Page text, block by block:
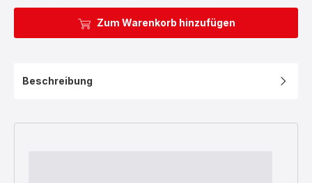
Zum Warenkorb hinzufügen
Beschreibung